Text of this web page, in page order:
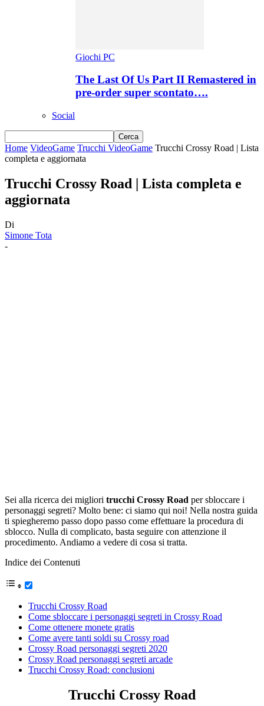
Giochi PC
The Last Of Us Part II Remastered in
pre-order super scontato….
Social
Home VideoGame Trucchi VideoGame Trucchi Crossy Road | Lista
completa e aggiornata
Trucchi Crossy Road | Lista completa e
aggiornata
Di
Simone Tota
-
Sei alla ricerca dei migliori trucchi Crossy Road per sbloccare i
personaggi segreti? Molto bene: ci siamo qui noi! Nella nostra guida
ti spiegheremo passo dopo passo come effettuare la procedura di
sblocco. Nulla di complicato, basta seguire con attenzione il
procedimento. Andiamo a vedere di cosa si tratta.
Indice dei Contenuti
Trucchi Crossy Road
Come sbloccare i personaggi segreti in Crossy Road
Come ottenere monete gratis
Come avere tanti soldi su Crossy road
Crossy Road personaggi segreti 2020
Crossy Road personaggi segreti arcade
Trucchi Crossy Road: conclusioni
Trucchi Crossy Road